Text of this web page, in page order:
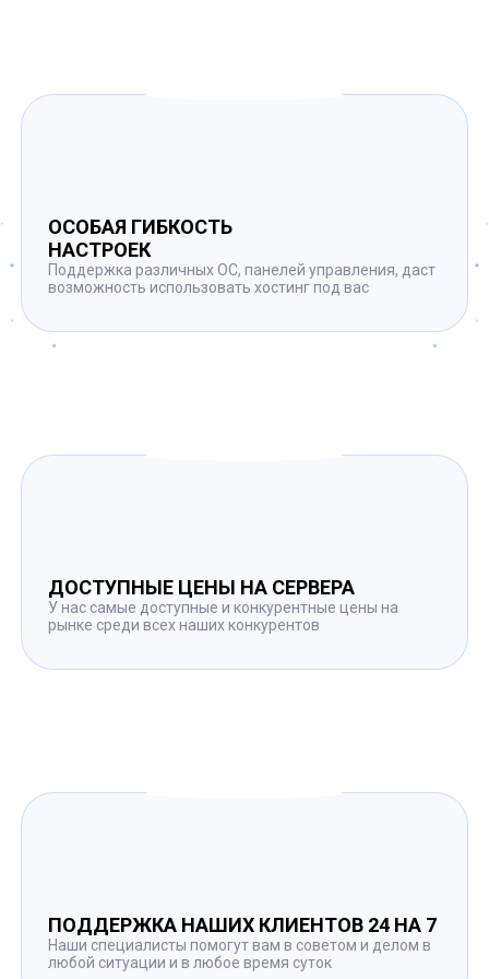
ОСОБАЯ ГИБКОСТЬ
НАСТРОЕК
Поддержка различных ОС, панелей управления, даст
возможность использовать хостинг под вас
ДОСТУПНЫЕ ЦЕНЫ НА СЕРВЕРА
У нас самые доступные и конкурентные цены на
рынке среди всех наших конкурентов
ПОДДЕРЖКА НАШИХ КЛИЕНТОВ 24 НА 7
Наши специалисты помогут вам в советом и делом в
любой ситуации и в любое время суток